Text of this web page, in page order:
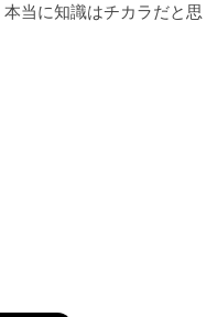
当に知識はチカラだと思